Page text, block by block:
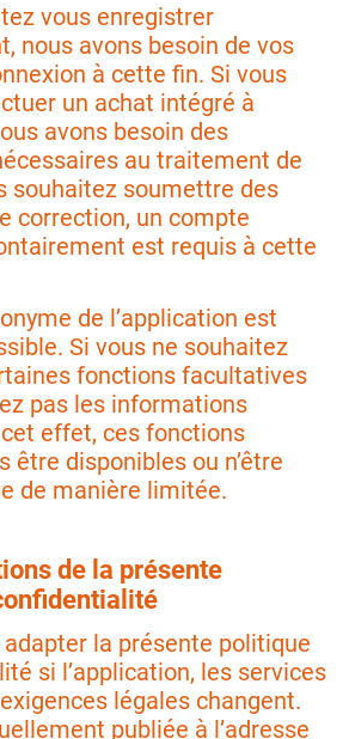
vous enregistrer
nous avons besoin de vos
à cette fin. Si vous
un achat intégré à
avons besoin des
au traitement de
souhaitez soumettre des
correction, un compte
est requis à cette
de l’application est
Si vous ne souhaitez
fonctions facultatives
pas les informations
effet, ces fonctions
être disponibles ou n’être
de manière limitée.
de la présente
adapter la présente politique
si l’application, les services
légales changent.
publiée à l’adresse